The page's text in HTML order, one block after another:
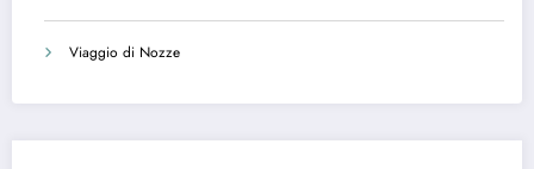
Viaggio di Nozze